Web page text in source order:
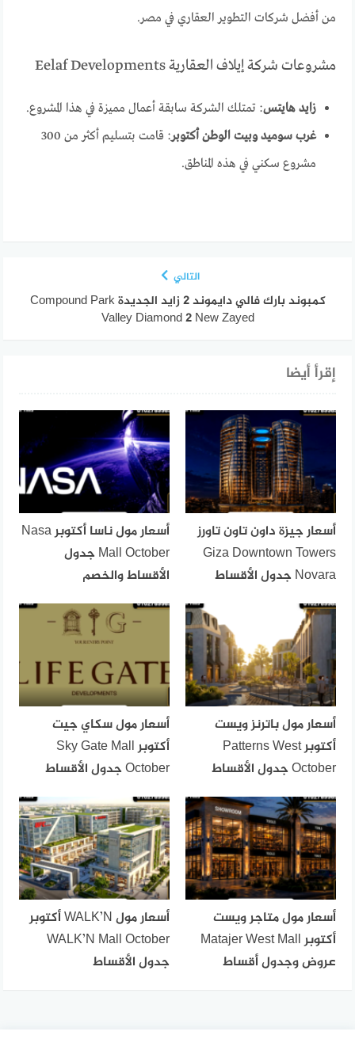
من أفضل شركات التطوير العقاري في مصر.
مشروعات شركة إيلاف العقارية Eelaf Developments
زايد هايتس: تمتلك الشركة سابقة أعمال مميزة في هذا المشروع.
غرب سوميد وبيت الوطن أكتوبر
: قامت بتسليم أكثر من 300
مشروع سكني في هذه المناطق.
التالي
كمبوند بارك فالي دايموند 2 زايد الجديدة Compound Park
Valley Diamond 2 New Zayed
إقرأ أيضا
أسعار جيزة داون تاون تاورز
Giza Downtown Towers
Novara جدول الأقساط
أسعار مول ناسا أكتوبر Nasa
Mall October جدول
الأقساط والخصم
أسعار مول باترنز ويست
أكتوبر Patterns West
October جدول الأقساط
أسعار مول سكاي جيت
أكتوبر Sky Gate Mall
October جدول الأقساط
أسعار مول متاجر ويست
أكتوبر Matajer West Mall
عروض وجدول أقساط
أسعار مول WALK’N أكتوبر
WALK’N Mall October
جدول الأقساط